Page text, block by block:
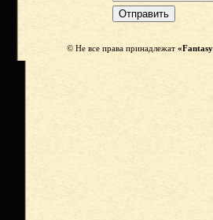
© Не все права принадлежат